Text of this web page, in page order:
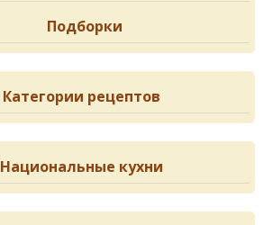
Подборки
Категории рецептов
Национальные кухни